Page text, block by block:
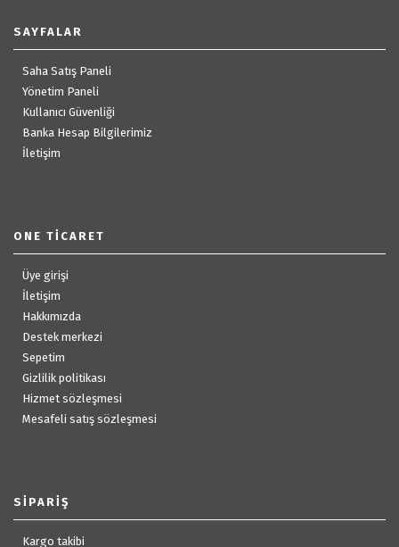
SAYFALAR
Saha Satış Paneli
Yönetim Paneli
Kullanıcı Güvenliği
Banka Hesap Bilgilerimiz
İletişim
ONE TICARET
Üye girişi
İletişim
Hakkımızda
Destek merkezi
Sepetim
Gizlilik politikası
Hizmet sözleşmesi
Mesafeli satış sözleşmesi
SIPARIŞ
Kargo takibi